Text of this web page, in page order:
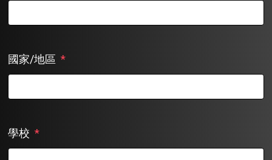
國家/地區 *
學校 *